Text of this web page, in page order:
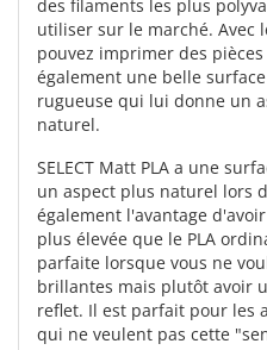
des filaments les plus
utiliser sur le marché. Avec
pouvez imprimer des
également une belle
rugueuse qui lui donne un
naturel.
SELECT Matt PLA a une
un aspect plus naturel lors
également l'avantage
plus élevée que le PLA
parfaite lorsque vous ne
brillantes mais plutôt avoir
reflet. Il est parfait pour les
qui ne veulent pas cette